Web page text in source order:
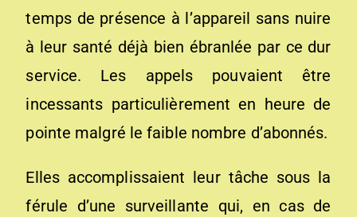
temps de présence à l’appareil sans nuire
à leur santé déjà bien ébranlée par ce dur
service. Les appels pouvaient être
incessants particulièrement en heure de
pointe malgré le faible nombre d’abonnés.
Elles accomplissaient leur tâche sous la
férule d’une surveillante qui, en cas de